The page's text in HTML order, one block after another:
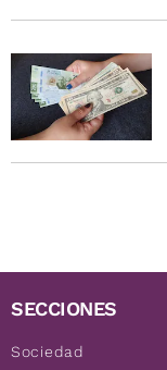
SECCIONES
Sociedad